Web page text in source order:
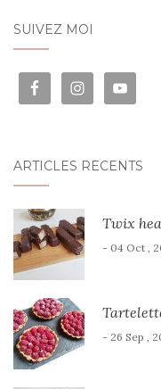
SUIVEZ MOI
ARTICLES RÉCENTS
Twix
- 04 Oct ,
- 26 Sep ,